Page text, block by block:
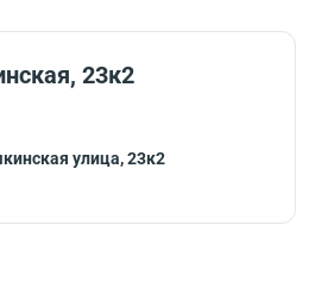
23к2
улица, 23к2